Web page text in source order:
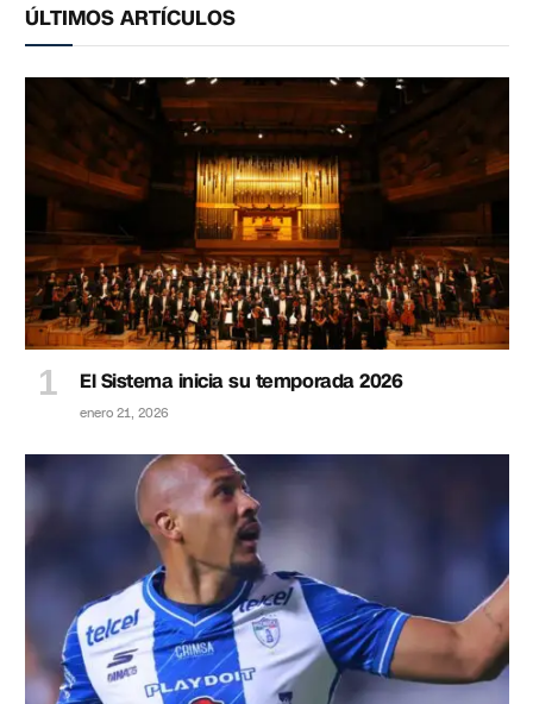
ÚLTIMOS ARTÍCULOS
El Sistema inicia su temporada 2026
enero 21, 2026